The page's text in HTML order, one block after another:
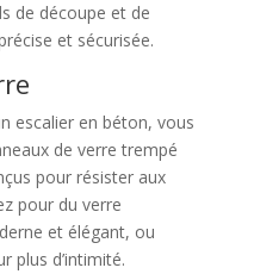
de découpe et de
et sécurisée.
escalier en béton, vous
de verre trempé
pour résister aux
pour du verre
et élégant, ou
plus d’intimité.